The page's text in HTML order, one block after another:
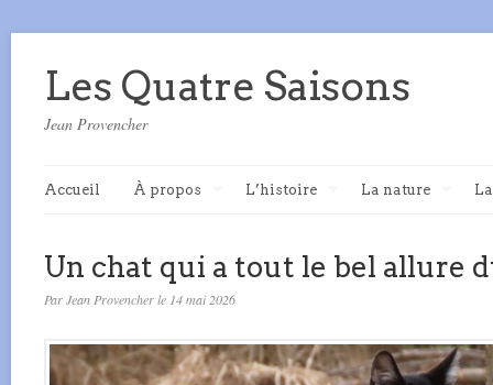
Les Quatre Saisons
Jean Provencher
Accueil À propos L’histoire La nature
Un chat qui a tout le bel allure
Par Jean Provencher le 14 mai 2026